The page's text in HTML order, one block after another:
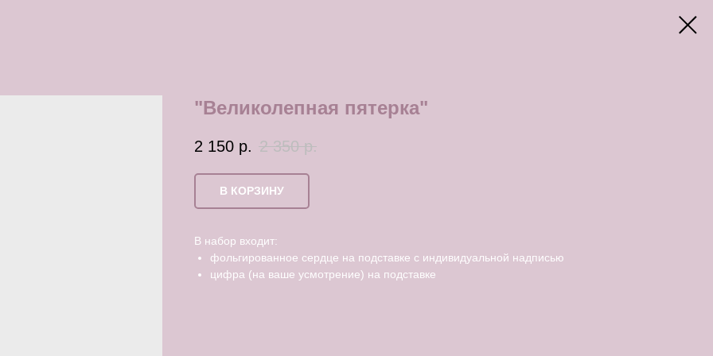
"Великолепная пятерка"
2 150 р. 2 350 р.
В КОРЗИНУ
В набор входит:
фольгированное сердце на подставке с индивидуальной надписью
цифра (на ваше усмотрение) на подставке